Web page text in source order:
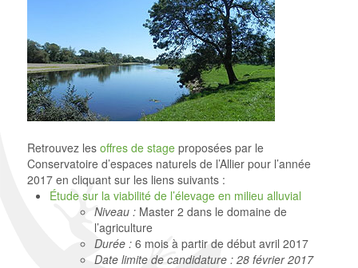
Retrouvez lesoffres de stage proposées par le
Conservatoire d’espaces naturels de l’Allier pour l’année
2017 en cliquant sur les liens suivants :
Étude sur la viabilité de l’élevage en milieu alluvial
Niveau : Master 2 dans le domaine de
l’agriculture
Durée : 6 mois à partir de début avril 2017
Date limite de candidature : 28 février 2017